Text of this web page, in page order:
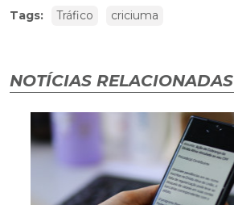
Tags: Tráfico criciuma
NOTÍCIAS RELACIONADAS